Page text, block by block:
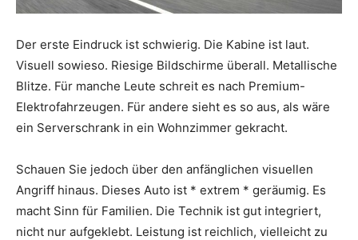
Der erste Eindruck ist schwierig. Die Kabine ist laut.
Visuell sowieso. Riesige Bildschirme überall. Metallische
Blitze. Für manche Leute schreit es nach Premium-
Elektrofahrzeugen. Für andere sieht es so aus, als wäre
ein Serverschrank in ein Wohnzimmer gekracht.
Schauen Sie jedoch über den anfänglichen visuellen
Angriff hinaus. Dieses Auto ist * extrem * geräumig. Es
macht Sinn für Familien. Die Technik ist gut integriert,
nicht nur aufgeklebt. Leistung ist reichlich, vielleicht zu